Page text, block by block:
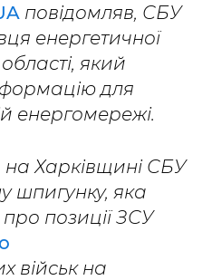
повідомляв, СБУ
енергетичної
який
для
енергомережі.
Харківщині СБУ
шпигунку, яка
позиції ЗСУ
військ на